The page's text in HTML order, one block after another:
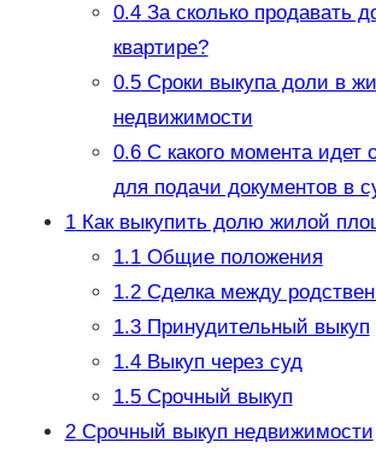
0.4За сколько продавать
квартире?
0.5Сроки выкупа доли в
недвижимости
0.6С какого момента идет
для подачи документов в
1Как выкупить долю жилой
1.1Общие положения
1.2Сделка между
1.3Принудительный выкуп
1.4Выкуп через суд
1.5Срочный выкуп
2Срочный выкуп недвижимости